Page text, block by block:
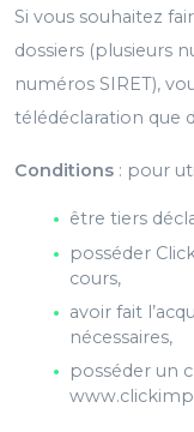
Si vous souhaitez
dossiers (plusieurs
numéros SIRET),
télédéclaration que
Conditions : pour
être tiers
posséder
cours,
avoir fait
nécessaires,
posséder un